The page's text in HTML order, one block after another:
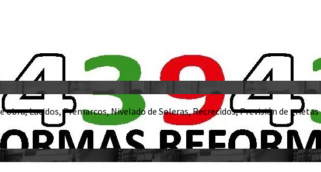
Lucidos, Premarcos, Nivelado de Soleras, Recrecidos, Previsión de grietas